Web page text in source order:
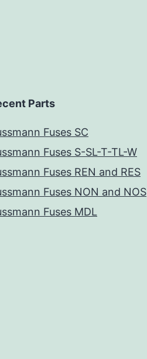
Parts
Fuses SC
Fuses S-SL-T-TL-W
Fuses REN and RES
Fuses NON and NOS
Fuses MDL